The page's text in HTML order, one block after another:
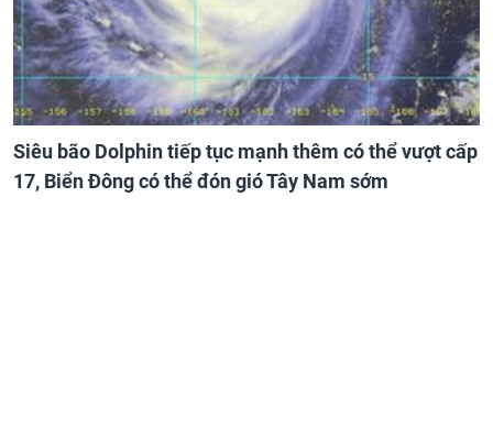
Siêu bão Dolphin tiếp tục mạnh thêm có thể vượt cấp
17, Biển Đông có thể đón gió Tây Nam sớm